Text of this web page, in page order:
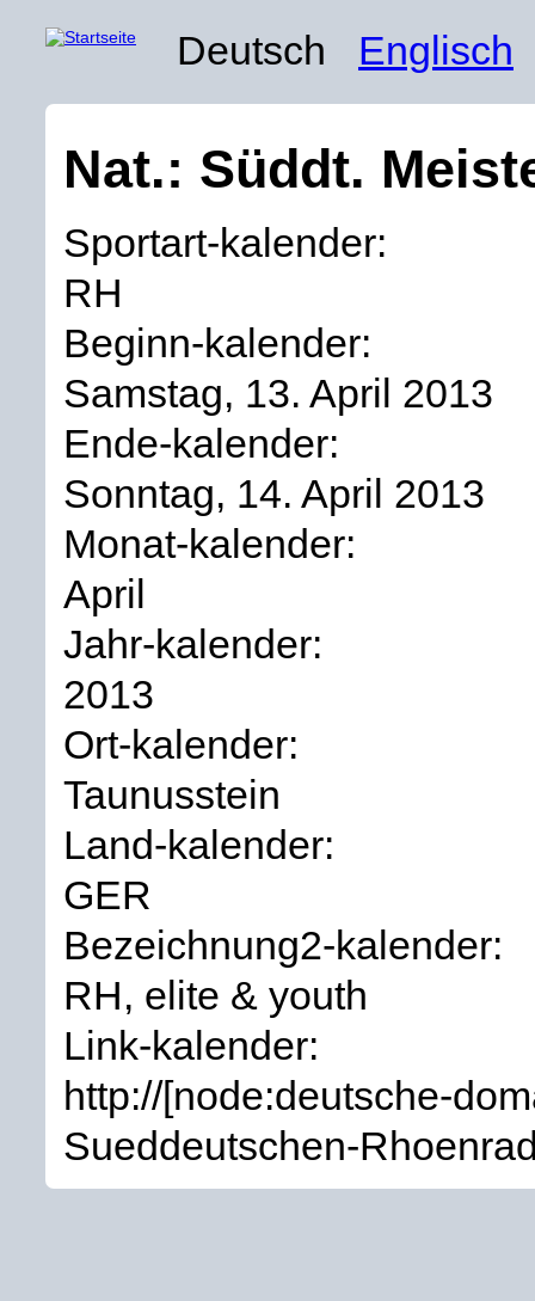
Deutsch Englisch
Nat.: Süddt.
Sportart-kalender:
RH
Beginn-kalender:
Samstag, 13. April 2013
Ende-kalender:
Sonntag, 14. April 2013
Monat-kalender:
April
Jahr-kalender:
2013
Ort-kalender:
Taunusstein
Land-kalender:
GER
Bezeichnung2-kalender:
RH, elite & youth
Link-kalender:
http://[node:deutsche-
Sueddeutschen-